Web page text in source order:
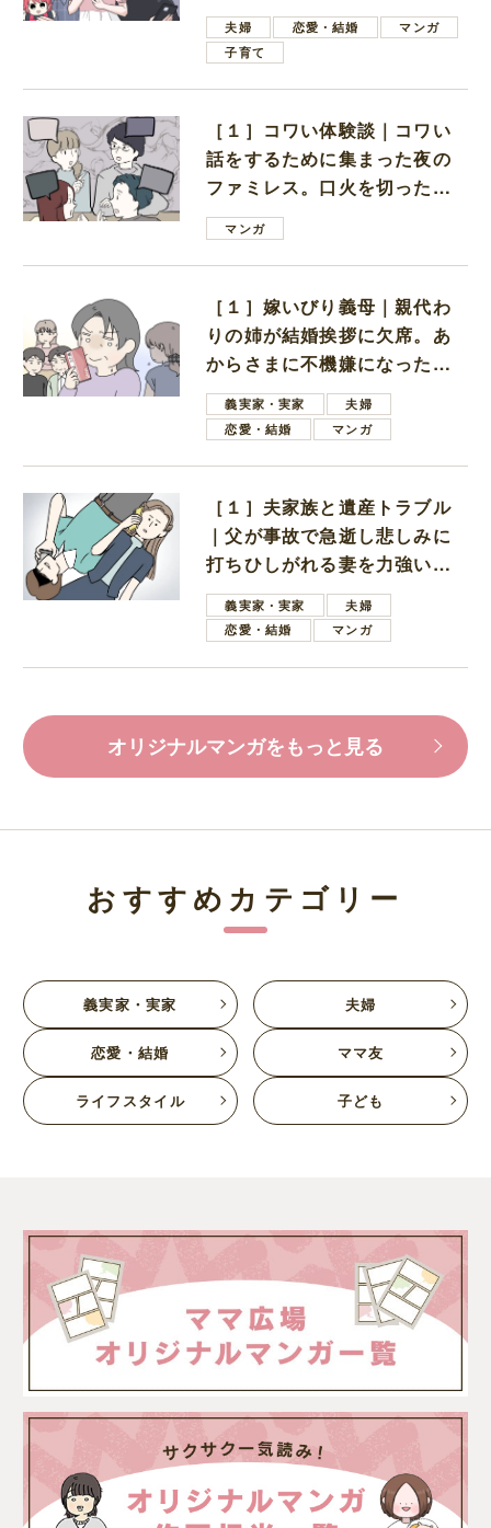
ない男子学生
夫婦 恋愛・結婚
マンガ
子育て
［１］コワい体験談｜コワい
話をするために集まった夜の
ファミレス。口火を切ったの
は電車好きの男の子ママ
マンガ
［１］嫁いびり義母｜親代わ
りの姉が結婚挨拶に欠席。あ
からさまに不機嫌になった義
母義実家・実家
夫婦
恋愛・結婚
マンガ
［１］夫家族と遺産トラブル
｜父が事故で急逝し悲しみに
打ちひしがれる妻を力強い言
葉で励ます夫
義実家・実家
夫婦
恋愛・結婚
マンガ
オリジナルマンガをもっと見る
おすすめカテゴリー
義実家・実家 夫婦
恋愛・結婚 ママ友
ライフスタイル 子ども